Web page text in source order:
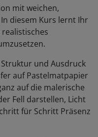
mit weichen,
diesem Kurs lernt Ihr
und Ausdruck
auf Pastelmatpapier
auf die malerische
Fell darstellen, Licht
für Schritt Präsenz